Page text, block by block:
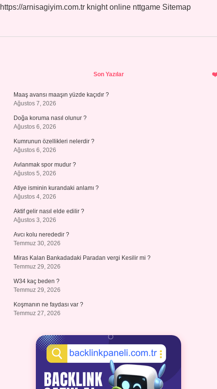
https://arnisagiyim.com.tr knight online nttgame Sitemap
Son Yazılar
Maaş avansı maaşın yüzde kaçıdır ?
Ağustos 7, 2026
Doğa koruma nasıl olunur ?
Ağustos 6, 2026
Kumrunun özellikleri nelerdir ?
Ağustos 6, 2026
Avlanmak spor mudur ?
Ağustos 5, 2026
Atiye isminin kurandaki anlamı ?
Ağustos 4, 2026
Aktif gelir nasıl elde edilir ?
Ağustos 3, 2026
Avcı kolu nerededir ?
Temmuz 30, 2026
Miras Kalan Bankadadaki Paradan vergi Kesilir mi ?
Temmuz 29, 2026
W34 kaç beden ?
Temmuz 29, 2026
Koşmanın ne faydası var ?
Temmuz 27, 2026